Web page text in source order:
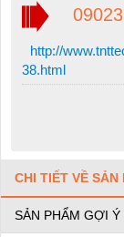
http://
38.html
CHI TIẾT VỀ SẢN
SẢN PHẨM GỢI Ý